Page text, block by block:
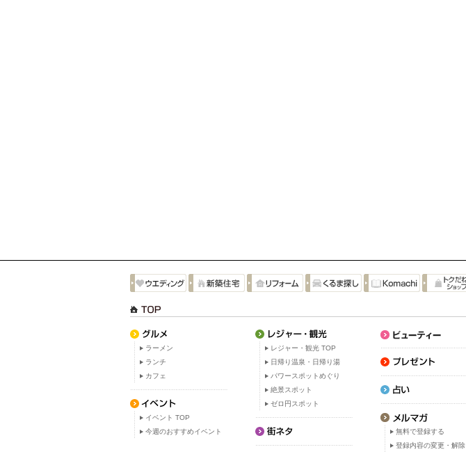
ラーメン
ランチ
カフェ
イベント TOP
今週のおすすめイベント
レジャー・観光 TOP
日帰り温泉・日帰り湯
パワースポットめぐり
絶景スポット
ゼロ円スポット
無料で登録する
登録内容の変更・解除